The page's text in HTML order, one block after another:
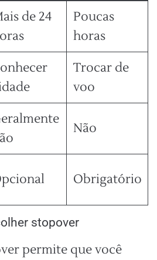
de 24
Poucas
horas
Trocar de
voo
Não
Obrigatório
stopover
permite que você